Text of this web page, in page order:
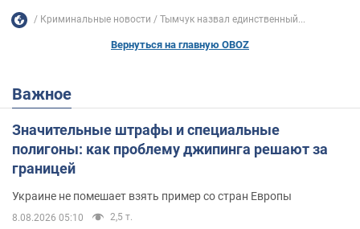
Криминальные новости Тымчук назвал единственный...
Вернуться на главную OBOZ
Важное
Значительные штрафы и специальные
полигоны: как проблему джипинга решают за
границей
Украине не помешает взять пример со стран Европы
8.08.2026 05:10 2,5 т.